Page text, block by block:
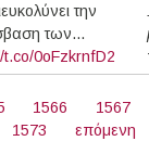
την
των...
t.co/0oFzkrnfD2
1566
1567
1573
επόμενη